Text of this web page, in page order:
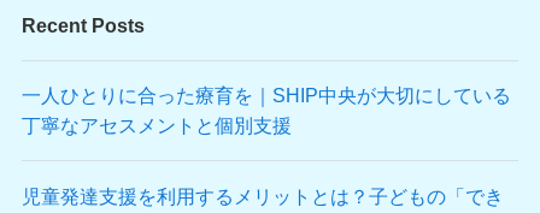
Recent Posts
一人ひとりに合った療育を｜SHIP中央が大切にしている
丁寧なアセスメントと個別支援
児童発達支援を利用するメリットとは？子どもの「でき